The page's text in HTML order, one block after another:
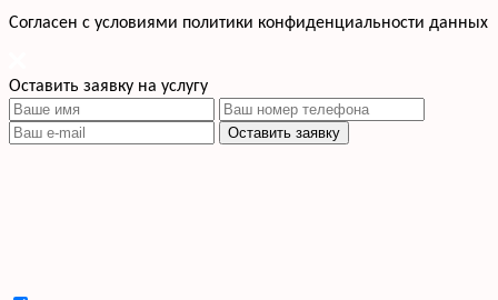
Cогласен с условиями политики конфиденциальности данных
Оставить заявку на услугу
Оставить заявку